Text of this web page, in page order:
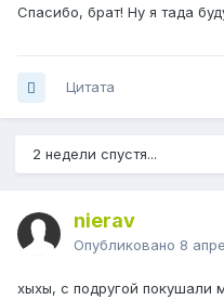
Спасибо, брат! Ну я тада
Цитата
2 недели спустя...
nierav
Опубликовано 8
хыхы, с подругой покушали